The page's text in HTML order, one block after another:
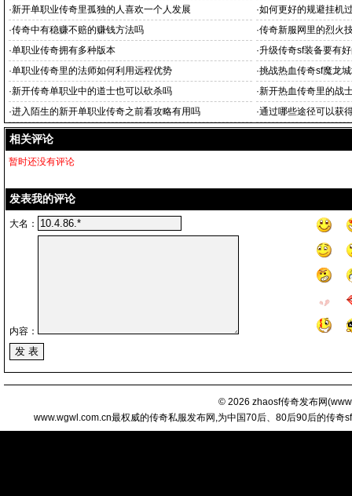
·新开单职业传奇里孤独的人喜欢一个人发展 ·如何更好的规避挂机
·传奇中有稳赚不赔的赚钱方法吗 ·传奇新服网里的烈火
·单职业传奇拥有多种版本 ·升级传奇sf装备要有
·单职业传奇里的法师如何利用远程优势 ·挑战热血传奇sf魔龙
·新开传奇单职业中的道士也可以砍杀吗 ·新开热血传奇里的战
·进入陌生的新开单职业传奇之前看攻略有用吗 ·通过哪些途径可以获
相关评论
暂时还没有评论
发表我的评论
大名：
内容：
© 2026 zhaosf传奇发布网(
www.wgwl.com.cn最权威的传奇私服发布网,为中国70后、80后90后的传